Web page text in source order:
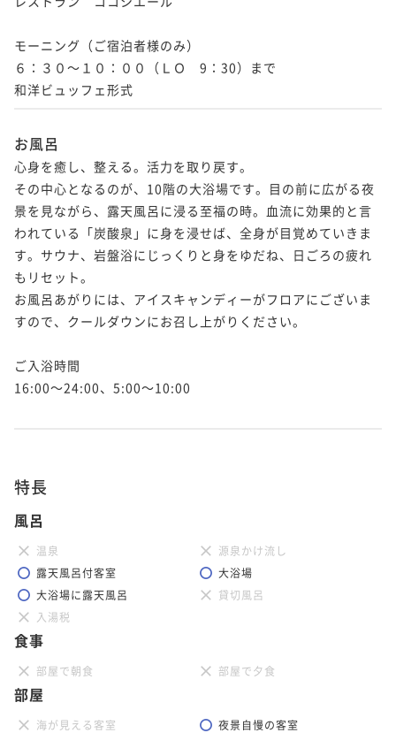
モーニング（ご宿泊者様のみ）
６：３０～１０：００（ＬＯ　9：30）まで
お風呂
心身を癒し、整える。活力を取り戻す。
その中心となるのが、10階の大浴場です。目の前に広がる夜
景を見ながら、露天風呂に浸る至福の時。血流に効果的と言
われている「炭酸泉」に身を浸せば、全身が目覚めていきま
す。サウナ、岩盤浴にじっくりと身をゆだね、日ごろの疲れ
もリセット。
お風呂あがりには、アイスキャンディーがフロアにございま
すので、クールダウンにお召し上がりください。
ご入浴時間
16:00～24:00、5:00～10:00
特長
風呂
温泉
源泉かけ流し
露天風呂付客室
大浴場
大浴場に露天風呂
貸切風呂
入湯税
食事
部屋で朝食 部屋で夕食
部屋
海が見える客室
夜景自慢の客室